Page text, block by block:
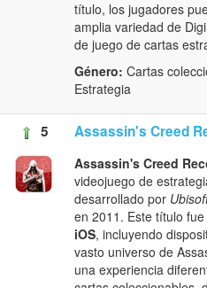
título, los jugadores
amplia variedad de
de juego de cartas
Género: Cartas
Estrategia
5 Assassin's Creed
Assassin's Creed
videojuego de
desarrollado por
en 2011. Este título
iOS, incluyendo
vasto universo de
una experiencia